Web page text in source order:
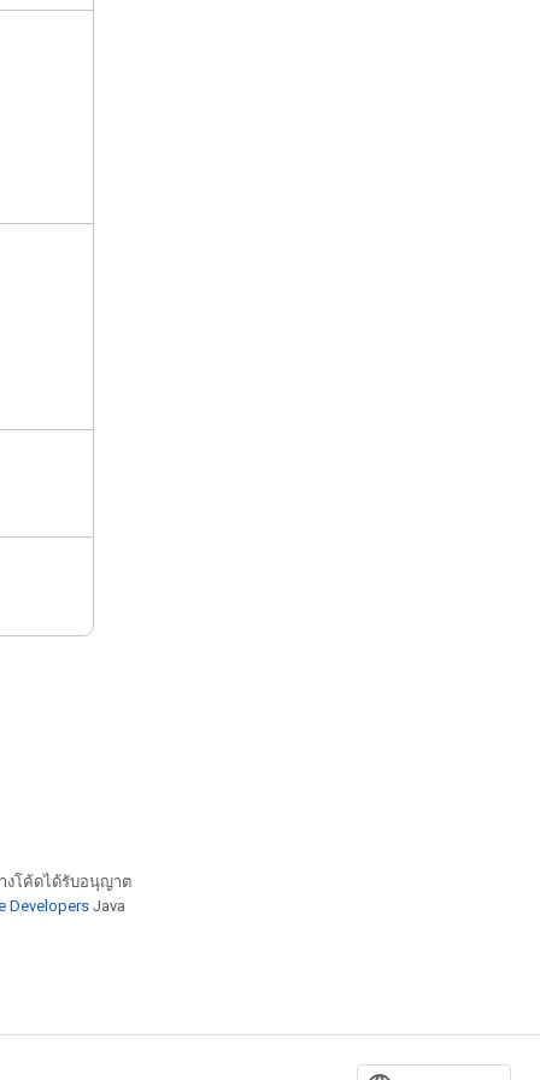
งโค้ดได้รับอนุญาต
DevelopersJava